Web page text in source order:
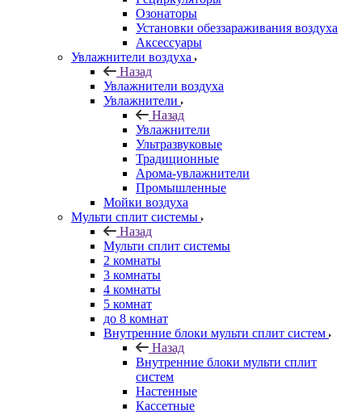
Озонаторы
Установки обеззараживания воздуха
Аксессуары
Увлажнители воздуха
Назад
Увлажнители воздуха
Увлажнители
Назад
Увлажнители
Ультразвуковые
Традиционные
Арома-увлажнители
Промышленные
Мойки воздуха
Мульти сплит системы
Назад
Мульти сплит системы
2 комнаты
3 комнаты
4 комнаты
5 комнат
до 8 комнат
Внутренние блоки мульти сплит систем
Назад
Внутренние блоки мульти сплит
систем
Настенные
Кассетные